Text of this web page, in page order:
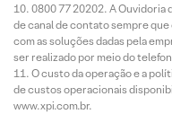
0800 77 20202. A Ouvidoria
de canal de contato sempre
com as soluções dadas pela
ser realizado por meio do
O custo da operação e a
de custos operacionais
www.xpi.com.br.